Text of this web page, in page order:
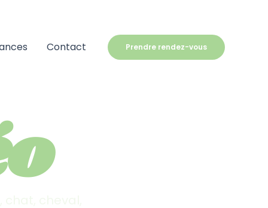
Contact Prendre rendez-vous